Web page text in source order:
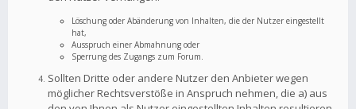
Löschung oder Abänderung von Inhalten, die der Nutzer eingestellt
hat,
Ausspruch einer Abmahnung oder
Sperrung des Zugangs zum Forum.
Sollten Dritte oder andere Nutzer den Anbieter wegen
möglicher Rechtsverstöße in Anspruch nehmen, die a) aus